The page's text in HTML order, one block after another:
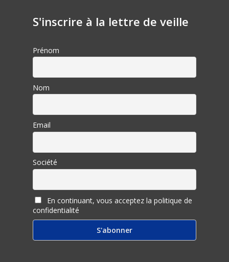
S'inscrire à la lettre de veille
Prénom
Nom
Email
Société
En continuant, vous acceptez la politique de
confidentialité